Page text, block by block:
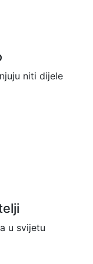
niti dijele
u svijetu